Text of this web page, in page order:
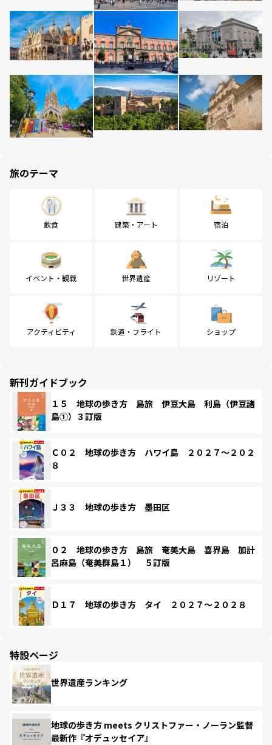
旅のテーマ
飲食 建築・アート 宿泊
イベント・観戦 世界遺産 リゾート
アクティビティ 鉄道・フライト ショップ
新刊ガイドブック
１５ 地球の歩き方 島旅 伊豆大島 利島（伊豆諸
島①）３訂版
Ｃ０２ 地球の歩き方 ハワイ島 ２０２７～２０２
８
Ｊ３３ 地球の歩き方 墨田区
０２ 地球の歩き方 島旅 奄美大島 喜界島 加計
呂麻島（奄美群島１） ５訂版
Ｄ１７ 地球の歩き方 タイ ２０２７～２０２８
特設ページ
世界遺産ランキング
地球の歩き方 meets クリストファー・ノーラン監督
最新作『オデュッセイア』